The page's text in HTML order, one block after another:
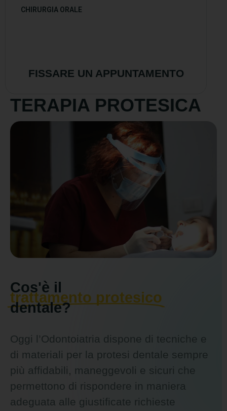
CHIRURGIA ORALE
FISSARE UN APPUNTAMENTO
TERAPIA PROTESICA
Cos'è il
trattamento protesico
dentale?
Oggi l’Odontoiatria dispone di tecniche e
di materiali per la protesi dentale sempre
più affidabili, maneggevoli e sicuri che
permettono di rispondere in maniera
adeguata alle giustificate richieste